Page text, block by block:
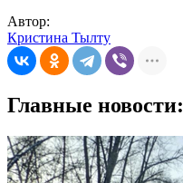
Автор:
Кристина Тылту
Главные новости: